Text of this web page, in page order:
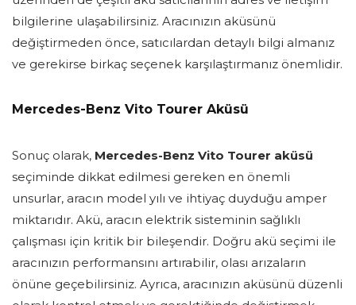
bilgilerine ulaşabilirsiniz. Aracınızın aküsünü
değiştirmeden önce, satıcılardan detaylı bilgi almanız
ve gerekirse birkaç seçenek karşılaştırmanız önemlidir.
Mercedes-Benz Vito Tourer Aküsü
Sonuç olarak, Mercedes-Benz Vito Tourer aküsü
seçiminde dikkat edilmesi gereken en önemli
unsurlar, aracın model yılı ve ihtiyaç duyduğu amper
miktarıdır. Akü, aracın elektrik sisteminin sağlıklı
çalışması için kritik bir bileşendir. Doğru akü seçimi ile
aracınızın performansını artırabilir, olası arızaların
önüne geçebilirsiniz. Ayrıca, aracınızın aküsünü düzenli